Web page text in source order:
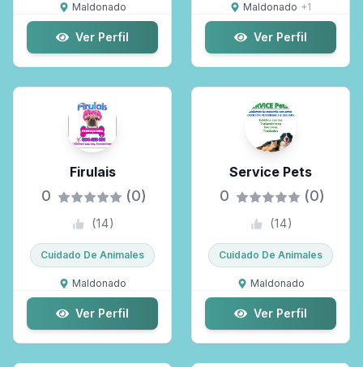
Maldonado
Ver Perfil
Maldonado +1
Ver Perfil
Firulais
0 (0)
(14)
Cuidado De Animales
Maldonado
Ver Perfil
Service Pets
0 (0)
(14)
Cuidado De Animales
Maldonado
Ver Perfil